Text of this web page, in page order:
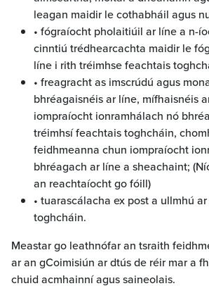
leagan maidir le cothabháil agus
• fógraíocht pholaitiúil ar líne a n-
cinntiú trédhearcachta maidir le
líne i rith tréimhse feachtais
• freagracht as imscrúdú agus
bhréagaisnéis ar líne, mífhaisnéis
iompraíocht ionramhálach nó
tréimhsí feachtais toghcháin,
feidhmeanna chun iompraíocht
bhréagach ar líne a sheachaint;
an reachtaíocht go fóill)
• tuarascálacha ex post a ullmhú
toghcháin.
Meastar go leathnófar an tsraith
ar an gCoimisiún ar dtús de réir mar a
chuid acmhainní agus saineolais.